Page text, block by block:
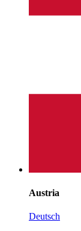
Austria
Deutsch